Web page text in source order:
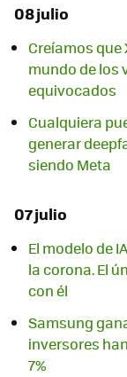
08 julio
Creíamos que
mundo de los
equivocados
Cualquiera
generar
siendo Meta
07 julio
El modelo de
la corona. El
con él
Samsung
inversores
7%